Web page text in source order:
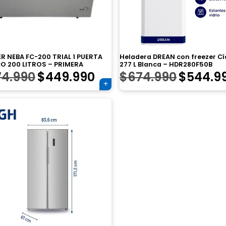
NEBA FC-200 TRIAL 1 PUERTA
200 LITROS – PRIMERA
El
precio
era:
$674.990.
$449.990 El
precio
Heladera DREAN con freezer
277 L Blanca – HDR280F50B
$674.990El
precio
$